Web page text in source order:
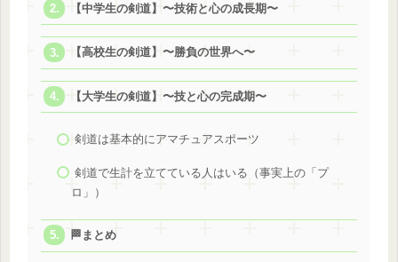
【中学生の剣道】〜技術と心の成長期〜
【高校生の剣道】〜勝負の世界へ〜
【大学生の剣道】〜技と心の完成期〜
剣道は基本的にアマチュアスポーツ
剣道で生計を立てている人はいる（事実上の「プ
ロ」）
🏁まとめ